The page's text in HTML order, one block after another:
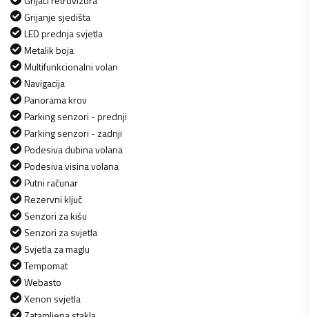
Grijanje sjedišta
LED prednja svjetla
Metalik boja
Multifunkcionalni volan
Navigacija
Panorama krov
Parking senzori - prednji
Parking senzori - zadnji
Podesiva dubina volana
Podesiva visina volana
Putni računar
Rezervni ključ
Senzori za kišu
Senzori za svjetla
Svjetla za maglu
Tempomat
Webasto
Xenon svjetla